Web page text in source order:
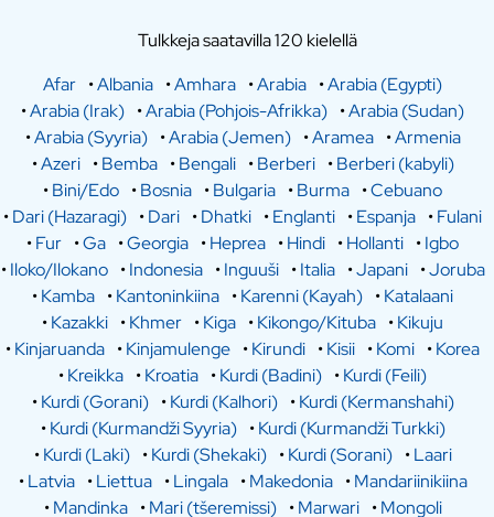
Tulkkeja saatavilla 120 kielellä
Afar •Albania •Amhara •Arabia •Arabia (Egypti)
•Arabia (Irak) •Arabia (Pohjois-Afrikka) •Arabia (Sudan)
•Arabia (Syyria) •Arabia (Jemen) •Aramea •Armenia
•Azeri •Bemba •Bengali •Berberi •Berberi (kabyli)
•Bini/Edo •Bosnia •Bulgaria •Burma •Cebuano
•Dari (Hazaragi) •Dari •Dhatki •Englanti •Espanja •Fulani
•Fur •Ga •Georgia •Heprea •Hindi •Hollanti •Igbo
•Iloko/Ilokano •Indonesia •Inguuši •Italia •Japani •Joruba
•Kamba •Kantoninkiina •Karenni (Kayah) •Katalaani
•Kazakki •Khmer •Kiga •Kikongo/Kituba •Kikuju
•Kinjaruanda •Kinjamulenge •Kirundi •Kisii •Komi •Korea
•Kreikka •Kroatia •Kurdi (Badini) •Kurdi (Feili)
•Kurdi (Gorani) •Kurdi (Kalhori) •Kurdi (Kermanshahi)
•Kurdi (Kurmandži Syyria) •Kurdi (Kurmandži Turkki)
•Kurdi (Laki) •Kurdi (Shekaki) •Kurdi (Sorani) •Laari
•Latvia •Liettua •Lingala •Makedonia •Mandariinikiina
•Mandinka •Mari (tšeremissi) •Marwari •Mongoli